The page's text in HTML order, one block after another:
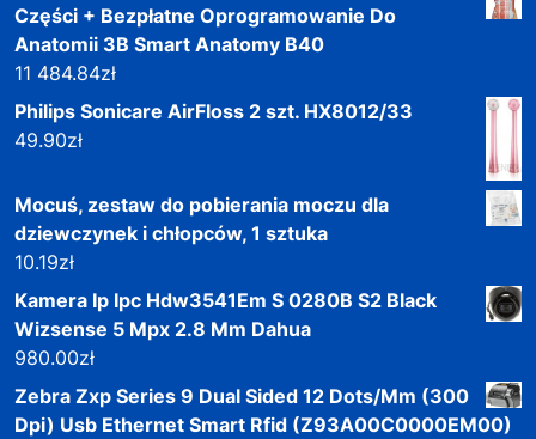
Części + Bezpłatne Oprogramowanie Do
Anatomii 3B Smart Anatomy B40
11 484.84zł
Philips Sonicare AirFloss 2 szt. HX8012/33
49.90zł
Mocuś, zestaw do pobierania moczu dla
dziewczynek i chłopców, 1 sztuka
10.19zł
Kamera Ip Ipc Hdw3541Em S 0280B S2 Black
Wizsense 5 Mpx 2.8 Mm Dahua
980.00zł
Zebra Zxp Series 9 Dual Sided 12 Dots/Mm (300
Dpi) Usb Ethernet Smart Rfid (Z93A00C0000EM00)